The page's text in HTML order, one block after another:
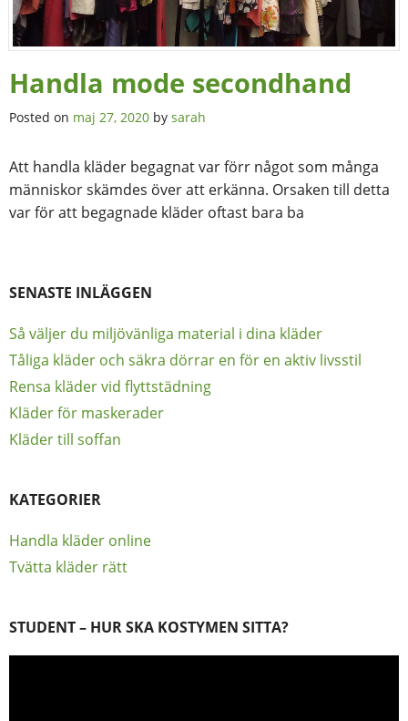
Handla mode secondhand
Posted on maj 27, 2020 by sarah
Att handla kläder begagnat var förr något som många
människor skämdes över att erkänna. Orsaken till detta
var för att begagnade kläder oftast bara ba
SENASTE INLÄGGEN
Så väljer du miljövänliga material i dina kläder
Tåliga kläder och säkra dörrar en för en aktiv livsstil
Rensa kläder vid flyttstädning
Kläder för maskerader
Kläder till soffan
KATEGORIER
Handla kläder online
Tvätta kläder rätt
STUDENT – HUR SKA KOSTYMEN SITTA?